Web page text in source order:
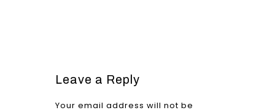
Leave a Reply
Your email address will not be